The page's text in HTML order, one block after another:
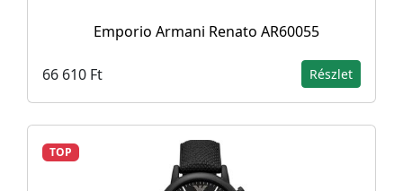
Emporio Armani Renato AR60055
66 610 Ft Részlet
TOP